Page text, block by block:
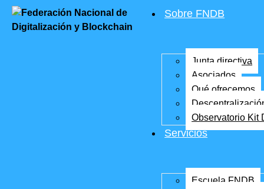
contenido
Sobre FNDB
Junta directiva
Asociados
Qué ofrecemos
Observatorio Kit
Servicios
Escuela FNDB